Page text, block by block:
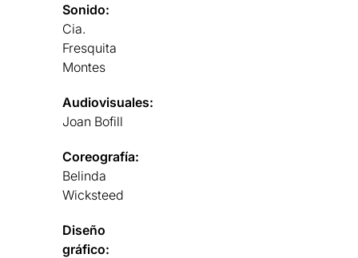
Sonido:
Cia.
Fresquita
Montes
Audiovisuales:
Joan Bofill
Coreografía:
Belinda
Wicksteed
Diseño
gráfico: